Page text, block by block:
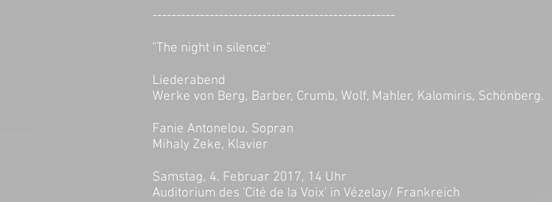
---------------------------------------------------
"The night in silence"
Liederabend
Werke von Berg, Barber, Crumb, Wolf, Mahler, Kalomiris, Schönberg.
Fanie Antonelou, Sopran
Mihaly Zeke, Klavier
Samstag, 4. Februar 2017, 14 Uhr
Auditorium des 'Cité de la Voix' in Vézelay/ Frankreich